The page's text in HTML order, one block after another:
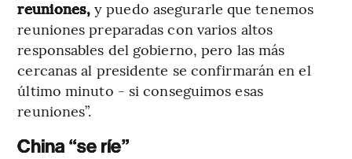
reuniones,y puedo asegurarle que tenemos
reuniones preparadas con varios altos
responsables del gobierno, pero las más
cercanas al presidente se confirmarán en el
último minuto - si conseguimos esas
reuniones”.
China “se ríe”